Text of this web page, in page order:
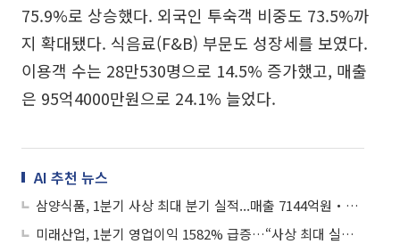
75.9%로 상승했다. 외국인 투숙객 비중도 73.5%까
지 확대됐다. 식음료(F&B) 부문도 성장세를 보였다.
이용객 수는 28만530명으로 14.5% 증가했고, 매출
은 95억4000만원으로 24.1% 늘었다.
AI 추천 뉴스
삼양식품, 1분기 사상 최대 분기 실적...매출 7144억원‧영업이익 1771억원
미래산업, 1분기 영업이익 1582% 급증…“사상 최대 실적 기록하는 해 될 것”